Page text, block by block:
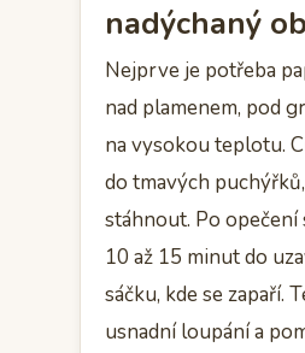
nadýchaný
Nejprve je potřeba
nad plamenem, pod
na vysokou teplotu.
do tmavých
stáhnout. Po
10 až 15 minut do
sáčku, kde se zapaří.
usnadní loupání a